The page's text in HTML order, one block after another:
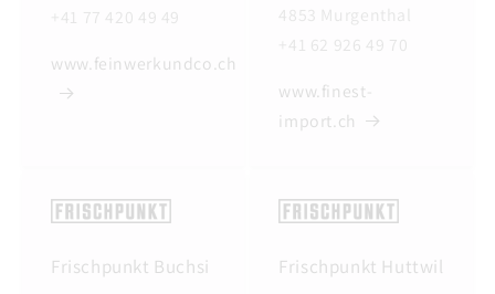
+41 77 420 49 49
www.feinwerkundco.ch
4853 Murgenthal
+41 62 926 49 70
www.finest-
import.ch
Frischpunkt Buchsi Frischpunkt Huttwil